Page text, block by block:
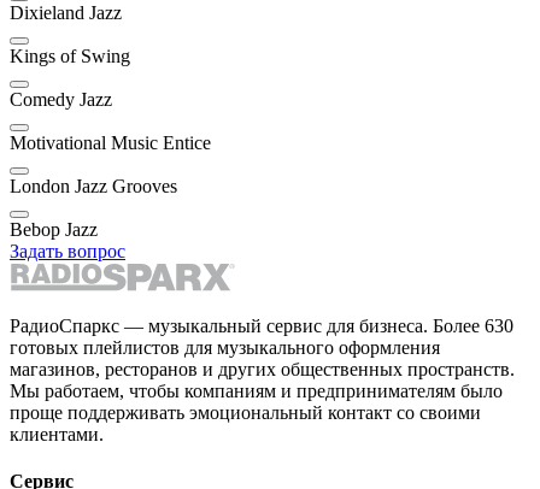
Dixieland Jazz
Kings of Swing
Comedy Jazz
Motivational Music Entice
London Jazz Grooves
Bebop Jazz
Задать вопрос
РадиоСпаркс — музыкальный сервис для бизнеса. Более 630
готовых плейлистов для музыкального оформления
магазинов, ресторанов и других общественных пространств.
Мы работаем, чтобы компаниям и предпринимателям было
проще поддерживать эмоциональный контакт со своими
клиентами.
Сервис